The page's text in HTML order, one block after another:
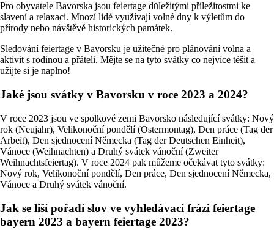
Pro obyvatele Bavorska jsou feiertage důležitými příležitostmi ke
slavení a relaxaci. Mnozí lidé využívají volné dny k výletům do
přírody nebo návštěvě historických památek.
Sledování feiertage v Bavorsku je užitečné pro plánování volna a
aktivit s rodinou a přáteli. Mějte se na tyto svátky co nejvíce těšit a
užijte si je naplno!
Jaké jsou svátky v Bavorsku v roce 2023 a 2024?
V roce 2023 jsou ve spolkové zemi Bavorsko následující svátky: Nový
rok (Neujahr), Velikonoční pondělí (Ostermontag), Den práce (Tag der
Arbeit), Den sjednocení Německa (Tag der Deutschen Einheit),
Vánoce (Weihnachten) a Druhý svátek vánoční (Zweiter
Weihnachtsfeiertag). V roce 2024 pak můžeme očekávat tyto svátky:
Nový rok, Velikonoční pondělí, Den práce, Den sjednocení Německa,
Vánoce a Druhý svátek vánoční.
Jak se liší pořadí slov ve vyhledávací frázi feiertage
bayern 2023 a bayern feiertage 2023?